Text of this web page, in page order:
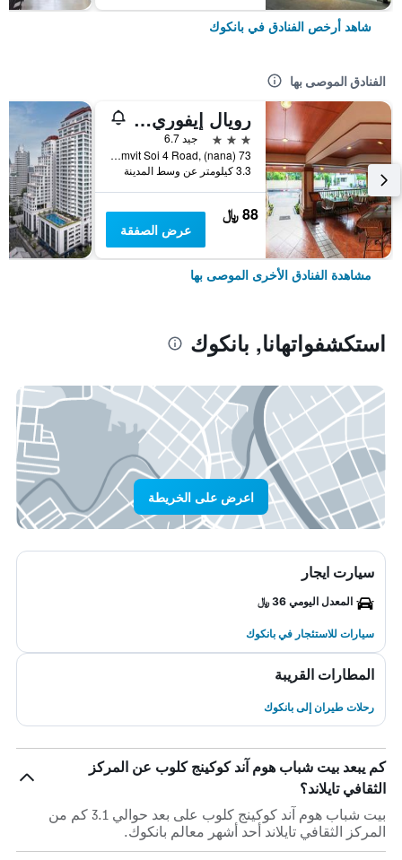
شاهد أرخص الفنادق في بانكوك
الفنادق الموصى بها
رويال إيفوري سوكومفيت نانا
3 نجوم
جيد 6.7
73 Sukhumvit Soi 4 Road, (nana), بانكوك, تايلاند
3.3 كيلومتر عن وسط المدينة
88 ﷼
عرض الصفقة
مشاهدة الفنادق الأخرى الموصى بها
استكشفواتهانا, بانكوك
اعرض على الخريطة
سيارت ايجار
المعدل اليومي 36 ﷼
سيارات للاستئجار في بانكوك
المطارات القريبة
رحلات طيران إلى بانكوك
كم يبعد بيت شباب هوم آند كوكينج كلوب عن المركز
الثقافي تايلاند؟
بيت شباب هوم آند كوكينج كلوب على بعد حوالي 3.1 كم من
المركز الثقافي تايلاند أحد أشهر معالم بانكوك.